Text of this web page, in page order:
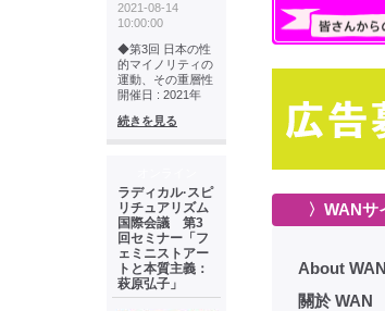
2021-08-14
10:00:00
◆第3回 日本の性
的マイノリティの
運動、その重層性
開催日 : 2021年
続きを見る
ラディカル·スピ
リチュアリズム
国際会議 第3
回セミナー「フ
ェミニストアー
トと本質主義：
萩原弘子」
〉WANサ
About WAN
關於 WAN